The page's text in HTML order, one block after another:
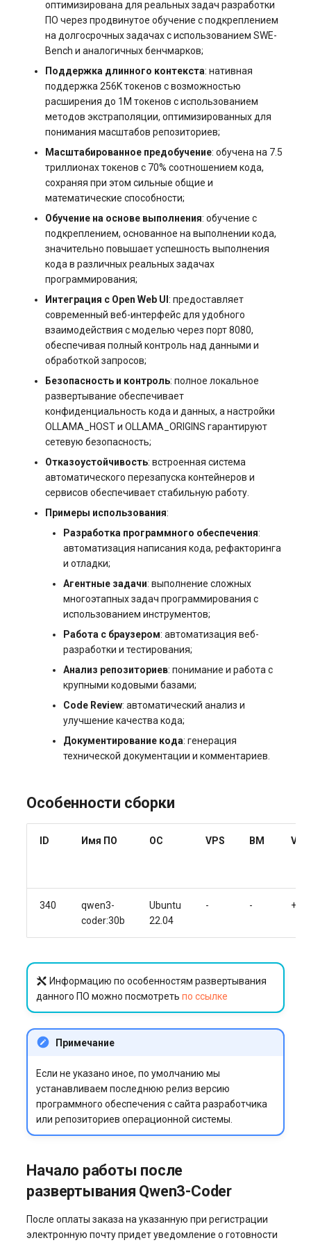
Управление swap:
и изменение размера
systemd
Логирование в systemd
работа с journalctl
Добавление нового
пользователя
Управление правами
доступа пользователей
Разметка диска без LVM
Управление сервером
Как перезагрузить сервер
Заказ серверов и аренда
оборудования
Обновление тарифного
плана VPS сервера
Вопросы по программному
обеспечению
software.php
stocks.php
tags.php
traffic_plans.php
vm.php
whmcs.php
оптимизирована для реальных задач разработки
ПО через продвинутое обучение с подкреплением
на долгосрочных задачах с использованием SWE-
Bench и аналогичных бенчмарков;
Поддержка длинного контекста: нативная
поддержка 256K токенов с возможностью
расширения до 1M токенов с использованием
методов экстраполяции, оптимизированных для
понимания масштабов репозиториев;
Масштабированное предобучение: обучена на 7.5
триллионах токенов с 70% соотношением кода,
сохраняя при этом сильные общие и
математические способности;
Обучение на основе выполнения: обучение с
подкреплением, основанное на выполнении кода,
значительно повышает успешность выполнения
кода в различных реальных задачах
программирования;
Интеграция с Open Web UI : предоставляет
современный веб-интерфейс для удобного
взаимодействия с моделью через порт 8080,
обеспечивая полный контроль над данными и
обработкой запросов;
Безопасность и контроль: полное локальное
развертывание обеспечивает
конфиденциальность кода и данных, а настройки
OLLAMA_HOST и OLLAMA_ORIGINS гарантируют
сетевую безопасность;
Отказоустойчивость: встроенная система
автоматического перезапуска контейнеров и
сервисов обеспечивает стабильную работу.
Примеры использования:
Разработка программного обеспечения:
автоматизация написания кода, рефакторинга
и отладки;
Агентные задачи: выполнение сложных
многоэтапных задач программирования с
использованием инструментов;
Работа с браузером: автоматизация веб-
разработки и тестирования;
Анализ репозиториев: понимание и работа с
крупными кодовыми базами;
Code Review: автоматический анализ и
улучшение качества кода;
Документирование кода: генерация
технической документации и комментариев.
Особенности сборки
ID Имя ПО ОС VPS BM
340
qwen3-
coder:30b
Ubuntu
22.04
- - +
Информацию по особенностям развертывания
данного ПО можно посмотреть по ссылке
Примечание
Если не указано иное, по умолчанию мы
устанавливаем последнюю релиз версию
программного обеспечения с сайта разработчика
или репозиториев операционной системы.
Начало работы после
развертывания Qwen3-Coder
После оплаты заказа на указанную при регистрации
электронную почту придет уведомление о готовности